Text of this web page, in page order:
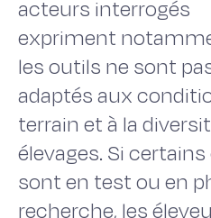
acteurs interrogés
expriment
les outils ne sont
adaptés aux
terrain et à la
élevages. Si
sont en test ou en
recherche, les